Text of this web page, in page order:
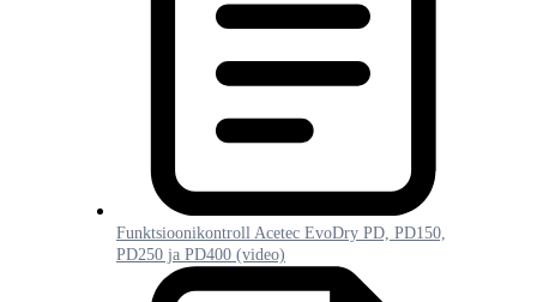
Funktsioonikontroll Acetec EvoDry PD, PD150,
PD250 ja PD400 (video)